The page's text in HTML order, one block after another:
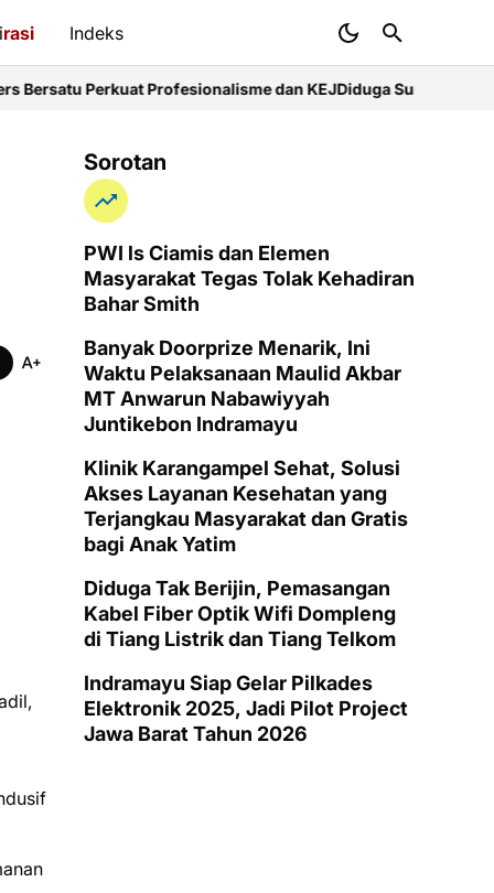
rasi Indeks
Profesionalisme dan KEJDiduga Sunat Ketebalan Jalan di
Sorotan
PWI ls Ciamis dan Elemen
Masyarakat Tegas Tolak Kehadiran
Bahar Smith
Banyak Doorprize Menarik, Ini
Waktu Pelaksanaan Maulid Akbar
MT Anwarun Nabawiyyah
Juntikebon Indramayu
Klinik Karangampel Sehat, Solusi
Akses Layanan Kesehatan yang
Terjangkau Masyarakat dan Gratis
bagi Anak Yatim
Diduga Tak Berijin, Pemasangan
Kabel Fiber Optik Wifi Dompleng
di Tiang Listrik dan Tiang Telkom
Indramayu Siap Gelar Pilkades
Elektronik 2025, Jadi Pilot Project
Jawa Barat Tahun 2026